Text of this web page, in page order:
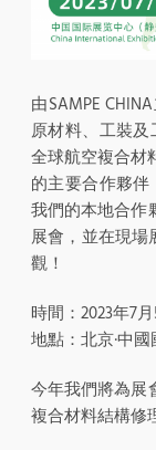
由SAMPE
原材料、工裝
全球航空複合材
的主要合作夥
我們的本地合作
展會，並在現場
觀！
時間：2023年7
地點：北京·中
今年我們將為展
複合材料結構修